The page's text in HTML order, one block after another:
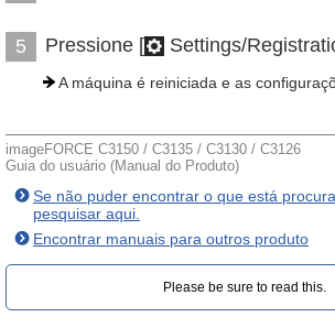
5 Pressione [ Settings/
A máquina é reiniciada e as
imageFORCE C3150 / C3135 / C3130 / C3126
Guia do usuário (Manual do Produto)
Se não puder encontrar o que está
pesquisar aqui.
Encontrar manuais para outros produto
Please be sure to read this.‎